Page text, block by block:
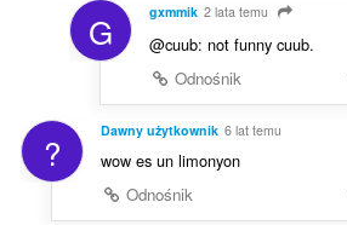
G gxmmik 2 lata temu
@cuub: not funny cuub.
Odnośnik
? Dawny użytkownik 6 lat temu
wow es un limonyon
Odnośnik